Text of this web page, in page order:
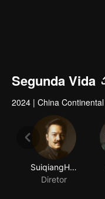
Segunda Vida
2024 | China Continental
SuiqiangHuo
Diretor